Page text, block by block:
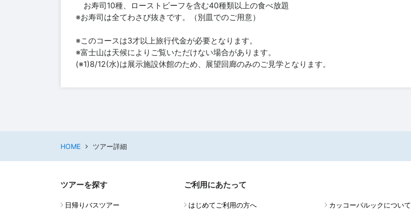
お寿司10種、ローストビーフを含む40種類以上の食べ放題
※お寿司は全てわさび抜きです。（別皿でのご用意）
※このコースは3才以上旅行代金が必要となります。
※富士山は天候によりご覧いただけない場合があります。
(※1)8/12(水)は展示施設休館のため、展望回廊のみのご見学となります。
HOME ツアー詳細
ツアーを探す
日帰りバスツアー
ご利用にあたって
はじめてご利用の方へ カッコーパルックについて